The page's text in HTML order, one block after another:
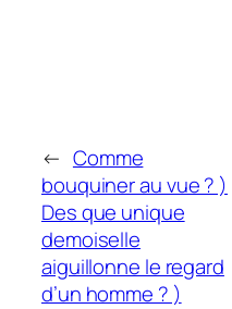
← Comme
bouquiner au vue ? )
Des que unique
demoiselle
aiguillonne le regard
d’un homme ? )